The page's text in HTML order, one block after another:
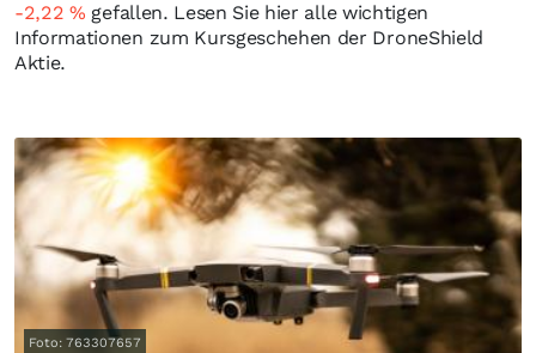
-2,22% gefallen. Lesen Sie hier alle wichtigen
Informationen zum Kursgeschehen der DroneShield
Aktie.
Foto: 763307657